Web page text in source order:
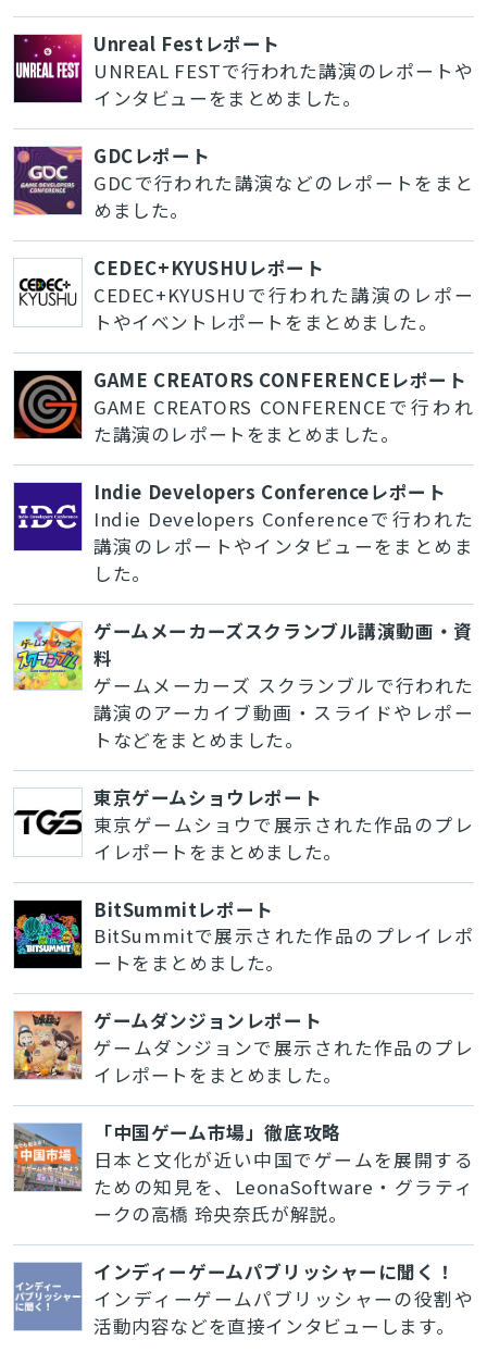
Unreal Festレポート
UNREAL FESTで行われた講演のレポートや
インタビューをまとめました。
GDCレポート
GDCで行われた講演などのレポートをまと
めました。
CEDEC+KYUSHUレポート
CEDEC+KYUSHUで行われた講演のレポー
トやイベントレポートをまとめました。
GAME CREATORS CONFERENCEレポート
GAME CREATORS CONFERENCEで行われ
た講演のレポートをまとめました。
Indie Developers Conferenceレポート
Indie Developers Conferenceで行われた
講演のレポートやインタビューをまとめま
した。
ゲームメーカーズスクランブル講演動画・資
料
ゲームメーカーズ スクランブルで行われた
講演のアーカイブ動画・スライドやレポー
トなどをまとめました。
東京ゲームショウレポート
東京ゲームショウで展示された作品のプレ
イレポートをまとめました。
BitSummitレポート
BitSummitで展示された作品のプレイレポ
ートをまとめました。
ゲームダンジョンレポート
ゲームダンジョンで展示された作品のプレ
イレポートをまとめました。
「中国ゲーム市場」徹底攻略
日本と文化が近い中国でゲームを展開する
ための知見を、LeonaSoftware・グラティ
ークの高橋 玲央奈氏が解説。
インディーゲームパブリッシャーに聞く！
インディーゲームパブリッシャーの役割や
活動内容などを直接インタビューします。